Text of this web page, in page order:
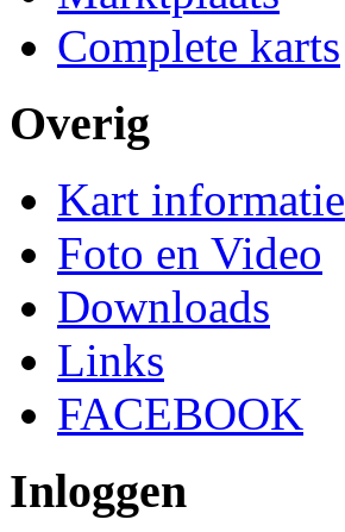
Complete karts
Overig
Kart informatie
Foto en Video
Downloads
Links
FACEBOOK
Inloggen